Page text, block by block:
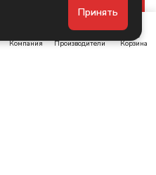
Компания Производители Корзина
Принять